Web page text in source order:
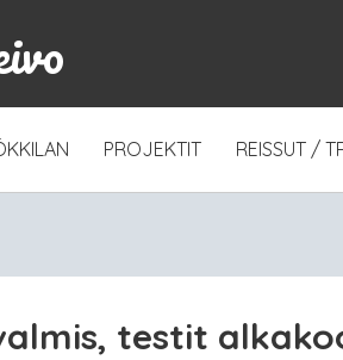
PROJEKTIT REISSUT /
testit